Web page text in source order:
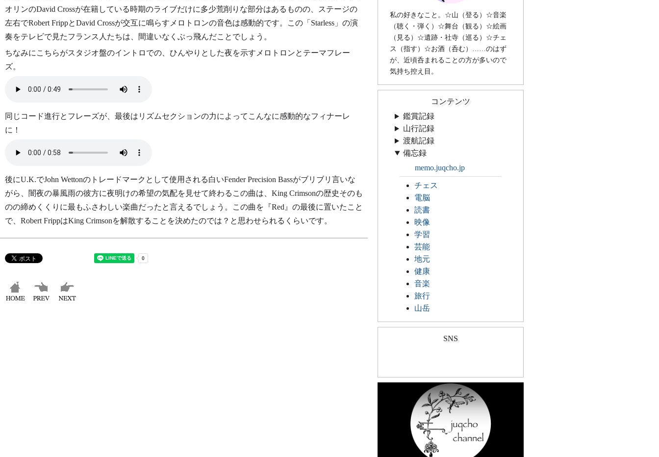
オリンのDavid Crossが在籍している時期のライブだけに多少荒削りな部分はあるものの、ステージの
左右でRobert FrippとDavid Crossが交互に鳴らすメロトロンの音色は感動的です。この「Starless」の演
奏をテレビで見たフランス人たちは、間違いなくぶっ飛んだことでしょう。
ちなみにこちらがスタジオ盤のイントロでの、ひんやりとした夜を示すメロトロンとテーマフレー
ズ。
同じコード進行とフレーズが、最後はリズムセクションの力によってこんなに感動的なフィナーレ
に！
後にU.K.でJohn Wettonのトレードマークとして使用される白いFender Precision Bassがブリブリ言いな
がら、闇夜の暴風雨の彼方に夜明けの希望の気配を見せて終わるこの曲は、King Crimsonの歴史そのも
のの締めくくりに最もふさわしい楽曲だったと言えるでしょう。この曲を『Red』の最後に置いたこと
で、Robert FrippはKing Crimsonを解散することを決めたのでは？と思わせられるくらいです。
私の好きなこと。☆山（登る）☆音楽
（聴く・弾く）☆舞台（観る）☆絵画
（見る）☆遺跡・社寺（巡る）☆チェ
ス（指す）☆お酒（呑む）……のはず
が、近頃呑まれることの方が多いので
気持ち控え目。
コンテンツ
鑑賞記録
山行記録
渡航記録
備忘録
memo.juqcho.jp
チェス
電脳
読書
映像
学習
芸能
地元
健康
音楽
旅行
山岳
SNS
Play